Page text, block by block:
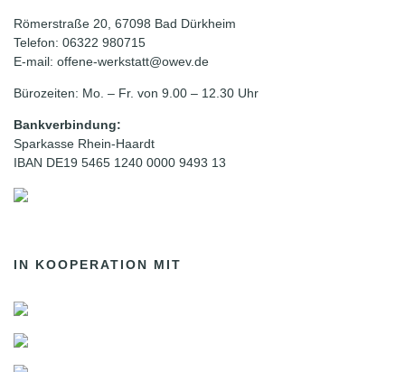
Römerstraße 20, 67098 Bad Dürkheim
Telefon: 06322 980715
E-mail: offene-werkstatt@owev.de
Bürozeiten: Mo. – Fr. von 9.00 – 12.30 Uhr
Bankverbindung:
Sparkasse Rhein-Haardt
IBAN DE19 5465 1240 0000 9493 13
IN KOOPERATION MIT